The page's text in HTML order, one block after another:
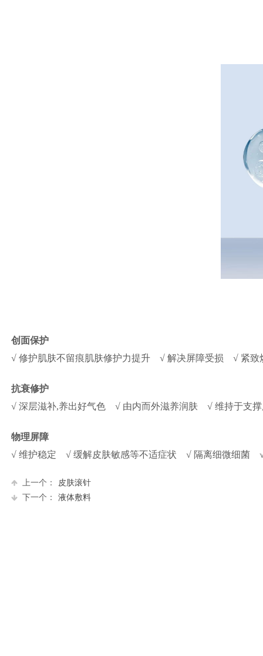
创面保护
√ 修护肌肤不留痕肌肤修护力提升 √ 解决屏障受损 √ 紧致
抗衰修护
√ 深层滋补,养出好气色 √ 由内而外滋养润肤 √ 维持于支
物理屏障
√ 维护稳定 √ 缓解皮肤敏感等不适症状 √ 隔离细微细菌
上一个：
皮肤滚针
下一个：
液体敷料